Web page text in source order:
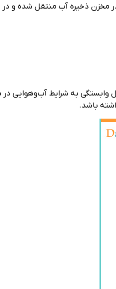
ذخیره آب منتقل شده و در
وابستگی به شرایط آب‌وهوایی
باشد.